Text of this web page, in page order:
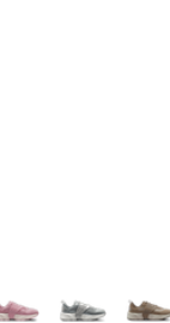
de € 54,99 à
de couleurs